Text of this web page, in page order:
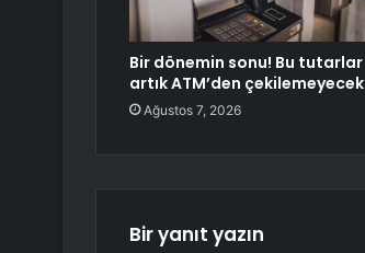
Bir dönemin sonu! Bu tutarlar
artık ATM’den çekilemeyecek
Ağustos 7, 2026
Bir yanıt yazın